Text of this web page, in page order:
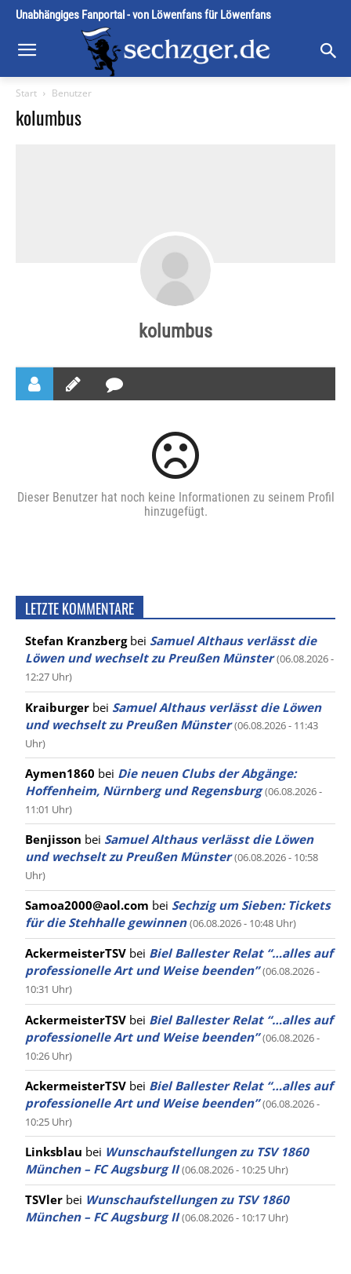
Unabhängiges Fanportal - von Löwenfans für Löwenfans
Start Benutzer
kolumbus
kolumbus
Dieser Benutzer hat noch keine Informationen zu seinem Profil
hinzugefügt.
LETZTE KOMMENTARE
Stefan Kranzbergbei Samuel Althaus verlässt die
Löwen und wechselt zu Preußen Münster (06.08.2026 -
12:27 Uhr)
Kraiburger bei Samuel Althaus verlässt die Löwen
und wechselt zu Preußen Münster (06.08.2026 - 11:43
Uhr)
Aymen1860 bei Die neuen Clubs der Abgänge:
Hoffenheim, Nürnberg und Regensburg (06.08.2026 -
11:01 Uhr)
Benjisson bei Samuel Althaus verlässt die Löwen
und wechselt zu Preußen Münster (06.08.2026 - 10:58
Uhr)
Samoa2000@aol.com bei Sechzig um Sieben: Tickets
für die Stehhalle gewinnen (06.08.2026 - 10:48 Uhr)
AckermeisterTSV bei Biel Ballester Relat “…alles auf
professionelle Art und Weise beenden” (06.08.2026 -
10:31 Uhr)
AckermeisterTSV bei Biel Ballester Relat “…alles auf
professionelle Art und Weise beenden” (06.08.2026 -
10:26 Uhr)
AckermeisterTSV bei Biel Ballester Relat “…alles auf
professionelle Art und Weise beenden” (06.08.2026 -
10:25 Uhr)
Linksblau bei Wunschaufstellungen zu TSV 1860
München – FC Augsburg II (06.08.2026 - 10:25 Uhr)
TSVler bei Wunschaufstellungen zu TSV 1860
München – FC Augsburg II (06.08.2026 - 10:17 Uhr)